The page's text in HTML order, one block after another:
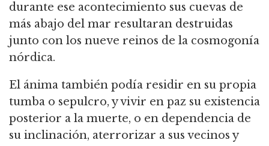
durante ese acontecimiento sus cuevas de
más abajo del mar resultaran destruidas
junto con los nueve reinos de la cosmogonía
nórdica.
El ánima también podía residir en su propia
tumba o sepulcro, y vivir en paz su existencia
posterior a la muerte, o en dependencia de
su inclinación, aterrorizar a sus vecinos y